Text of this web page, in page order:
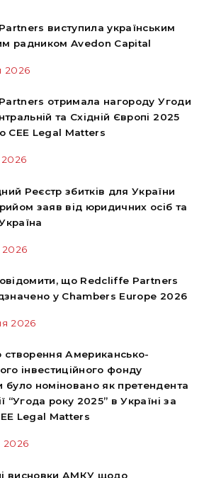
виступила українським
радником Avedon Capital
2026
отримала нагороду Угоди
та Східній Європі 2025
CEE Legal Matters
Реєстр збитків для України
заяв від юридичних осіб та
2026
що Redcliffe Partners
у Chambers Europe 2026
2026
створення Американсько-
інвестиційного фонду
було номіновано як претендента
“Угода року 2025” в Україні за
Legal Matters
2026
висновки АМКУ щодо